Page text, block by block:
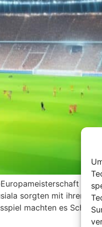
sorgten mit ihren
machten es